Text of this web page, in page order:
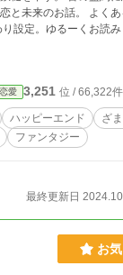
と未来のお話。 よく
設定。ゆるーくお読み
恋愛 3,251 位 / 66,322件
ハッピーエンド ざ
ファンタジー
最終更新日
お